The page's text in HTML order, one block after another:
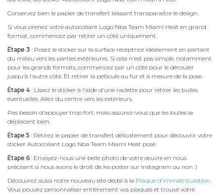
Conservez bien le papier de transfert laissant transparaître le design.
Si vous prenez votre autocollant Logo Nba Team Miami Heat en grand
format, commencez par retirer un côté uniquement.
Étape 3 : Posez le sticker sur la surface réceptrice idéalement en partant
du milieu vers les parties extérieures. Si cela n'est pas simple, notamment
pour les grands formats, commencez par un côté pour le dérouler
jusqu'à l'autre côté. Et retirer la pellicule au fur et à mesure de la pose.
Étape 4 : Lissez le sticker à l'aide d'une raclette pour retirer les bulles
éventuelles. Allez du centre vers les extérieurs.
Pas besoin d'appuyer trop fort, mais assurez-vous que les bulles se
déplacent bien.
Étape 5 : Retirez le papier de transfert délicatement pour découvrir votre
sticker Autocollant Logo Nba Team Miami Heat posé.
Étape 6 : Envoyez-nous une belle photo de votre œuvre en nous
précisant si nous avons le droit de les poster sur instagram ou non :)
Découvrez aussi notre nouveau site dédié à la Plaque d'immatriculation.
Vous pouvez personnaliser entièrement vos plaques et trouvé votre